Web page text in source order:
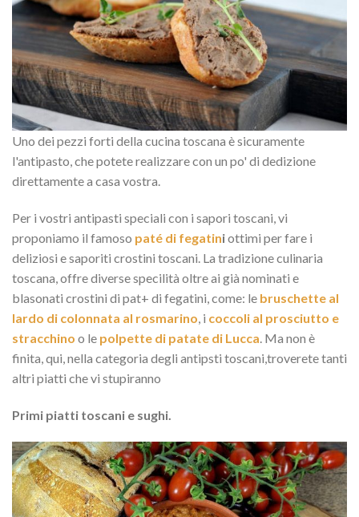
Uno dei pezzi forti della cucina toscana è sicuramente
l'antipasto, che potete realizzare con un po' di dedizione
direttamente a casa vostra.
Per i vostri antipasti speciali con i sapori toscani, vi
proponiamo il famoso paté di fegatiniottimi per fare i
deliziosi e saporiti crostini toscani. La tradizione culinaria
toscana, offre diverse specilità oltre ai già nominati e
blasonati crostini di pat+ di fegatini, come: le bruschette al
lardo di colonnata al rosmarino, i coccoli al prosciutto e
stracchino o le polpette di patate di Lucca. Ma non è
finita, qui, nella categoria degli antipsti toscani,troverete tanti
altri piatti che vi stupiranno
Primi piatti toscani e sughi.